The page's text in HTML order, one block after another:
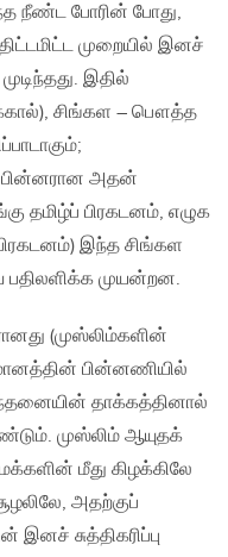
நீண்ட‌ போரின் போது,
முறையில் இனச்
இதில்
சிங்கள – பௌத்த
அதன்
தமிழ்ப் பிரகடனம், எழுக
இந்த சிங்கள
பதிலளிக்க முயன்றன.
(முஸ்லிம்களின்
பின்னணியில்
தாக்கத்தினால்
முஸ்லிம் ஆயுதக்
மீது கிழக்கிலே
அதற்குப்
இனச் சுத்திகரிப்பு